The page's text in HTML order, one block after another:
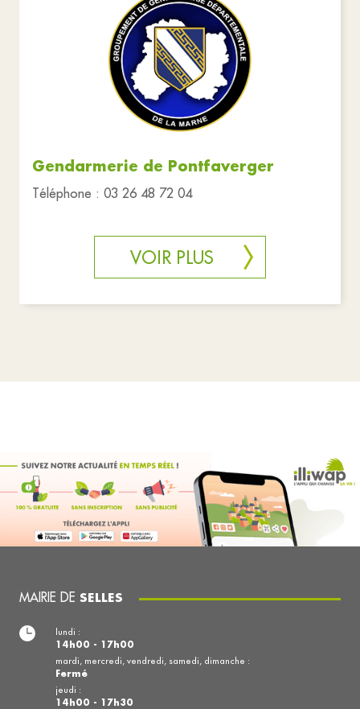
Gendarmerie de Pontfaverger
Téléphone : 03 26 48 72 04
VOIR PLUS
MAIRIE DE SELLES
lundi :
14h00 - 17h00
mardi, mercredi, vendredi, samedi, dimanche :
Fermé
jeudi :
14h00 - 17h30